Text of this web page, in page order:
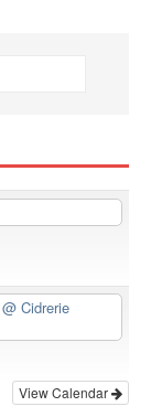
@ Cidrerie
View Calendar